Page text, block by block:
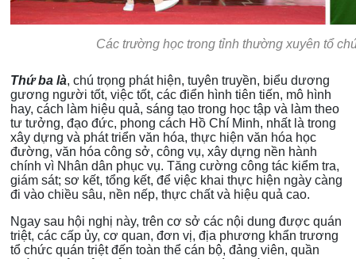
Các trường học trong tỉnh thường xuyên tổ
Thứ ba là, chú trọng phát hiện, tuyên truyền, biểu dương
gương người tốt, việc tốt, các điển hình tiên tiến, mô hình
hay, cách làm hiệu quả, sáng tạo trong học tập và làm theo
tư tưởng, đạo đức, phong cách Hồ Chí Minh, nhất là trong
xây dựng và phát triển văn hóa, thực hiện văn hóa học
đường, văn hóa công sở, công vụ, xây dựng nền hành
chính vì Nhân dân phục vụ. Tăng cường công tác kiểm tra,
giám sát; sơ kết, tổng kết, để việc khai thực hiện ngày càng
đi vào chiều sâu, nền nếp, thực chất và hiệu quả cao.
Ngay sau hội nghị này, trên cơ sở các nội dung được quán
triệt, các cấp ủy, cơ quan, đơn vị, địa phương khẩn trương
tổ chức quán triệt đến toàn thể cán bộ, đảng viên, quần